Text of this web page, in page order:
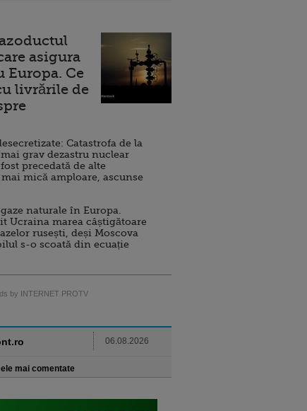
asigura
Europa. Ce
livrările de
Catastrofa de la
grav dezastru nuclear
precedată de alte
mică amploare, ascunse
naturale în Europa.
Ucraina marea câștigătoare
rusești, deși Moscova
s-o scoată din ecuație
by INTERNET PROTV
06.08.2026
mai comentate